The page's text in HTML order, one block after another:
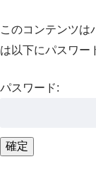
このコンテンツは
は以下にパスワー
パスワード: